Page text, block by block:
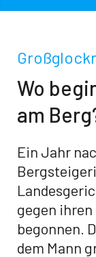
Wo
am
Ein Jahr
gegen
begonnen.
dem Mann